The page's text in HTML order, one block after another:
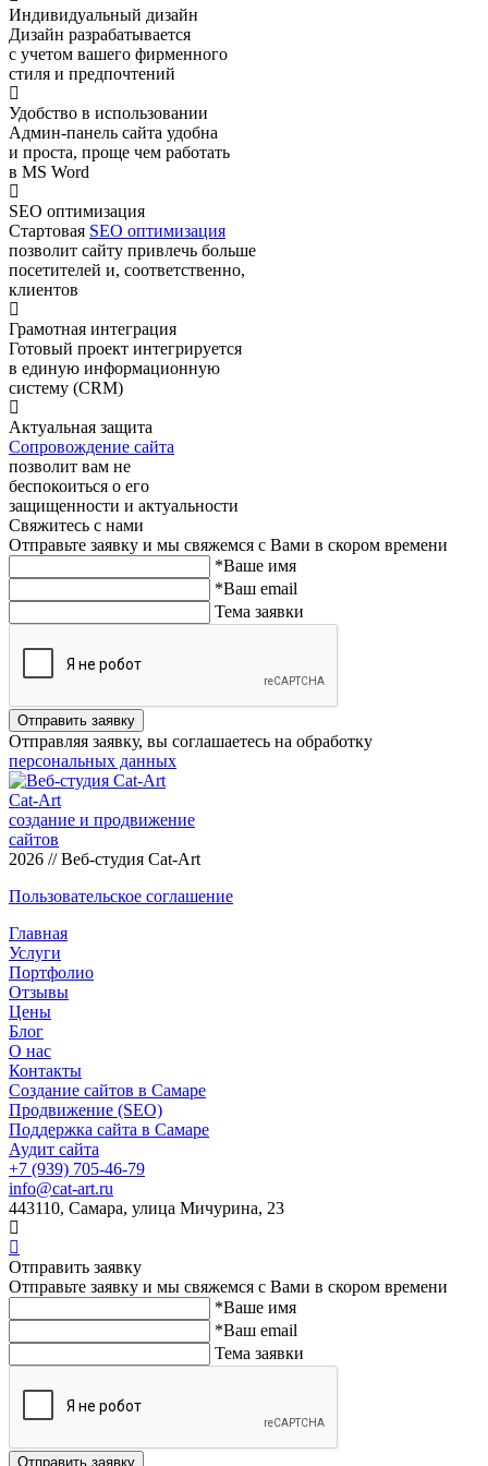
Индивидуальный дизайн
Дизайн разрабатывается
с учетом вашего фирменного
стиля и предпочтений
Удобство в использовании
Админ-панель сайта удобна
и проста, проще чем работать
в MS Word
SEO оптимизация
Стартовая SEO оптимизация
позволит сайту привлечь больше
посетителей и, соответственно,
клиентов
Грамотная интеграция
Готовый проект интегрируется
в единую информационную
систему (CRM)
Актуальная защита
Сопровождение сайта
позволит вам не
беспокоиться о его
защищенности и актуальности
Свяжитесь с нами
Отправьте заявку и мы свяжемся с Вами в скором времени
*Ваше имя
*Ваш email
Тема заявки
Отправить заявку
Отправляя заявку, вы соглашаетесь на обработку
персональных данных
Cat-Art
создание и продвижение
сайтов
2026 // Веб-студия Cat-Art
Пользовательское соглашение
Главная
Услуги
Портфолио
Отзывы
Цены
Блог
О нас
Контакты
Создание сайтов в Самаре
Продвижение (SEO)
Поддержка сайта в Самаре
Аудит сайта
+7 (939) 705-46-79
info@cat-art.ru
443110, Самара, улица Мичурина, 23
Отправить заявку
Отправьте заявку и мы свяжемся с Вами в скором времени
*Ваше имя
*Ваш email
Тема заявки
Отправить заявку